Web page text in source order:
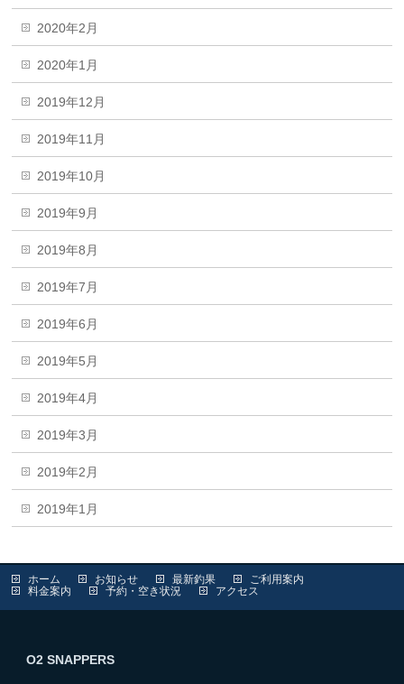
2020年2月
2020年1月
2019年12月
2019年11月
2019年10月
2019年9月
2019年8月
2019年7月
2019年6月
2019年5月
2019年4月
2019年3月
2019年2月
2019年1月
ホーム お知らせ 最新釣果
ご利用案内
料金案内
予約・空き状況 アクセス
O2 SNAPPERS